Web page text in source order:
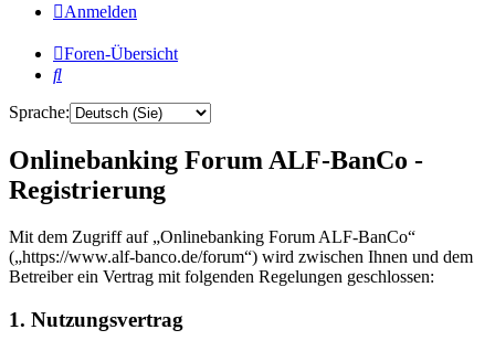
Anmelden
Foren-Übersicht
Suche
Sprache:
Onlinebanking Forum ALF-BanCo -
Registrierung
Mit dem Zugriff auf „Onlinebanking Forum ALF-BanCo“
(„https://www.alf-banco.de/forum“) wird zwischen Ihnen und dem
Betreiber ein Vertrag mit folgenden Regelungen geschlossen:
1. Nutzungsvertrag